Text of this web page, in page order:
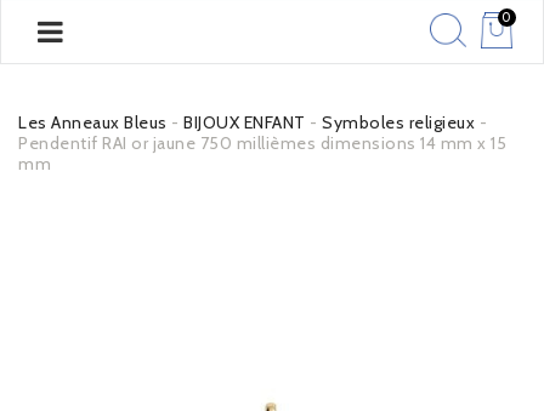
0
Les Anneaux Bleus BIJOUX ENFANT
Symboles religieux
Pendentif RAI or jaune 750 millièmes dimensions 14 mm x 15
mm